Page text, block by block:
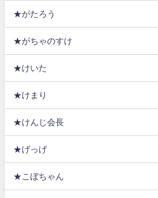
★がたろう
★がちゃのすけ
★けいた
★けまり
★けんじ会長
★げっげ
★こぼちゃん